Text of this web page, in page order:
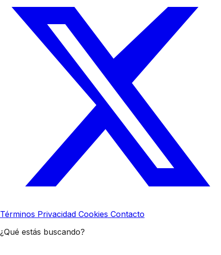
Términos Privacidad Cookies Contacto
¿Qué estás buscando?